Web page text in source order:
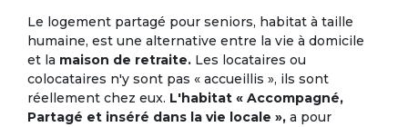
Le logement partagé pour seniors, habitat à taille
humaine, est une alternative entre la vie à domicile
et la maison de retraite. Les locataires ou
colocataires n'y sont pas « accueillis », ils sont
réellement chez eux. L'habitat « Accompagné,
Partagé et inséré dans la vie locale », a pour